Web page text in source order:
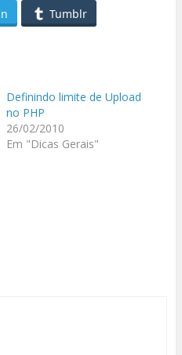
Tumblr
Definindo limite de Upload
no PHP
26/02/2010
Em "Dicas Gerais"